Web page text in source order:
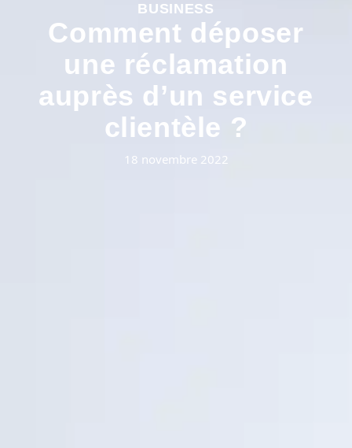
BUSINESS
Comment déposer
une réclamation
auprès d’un service
clientèle ?
18 novembre 2022